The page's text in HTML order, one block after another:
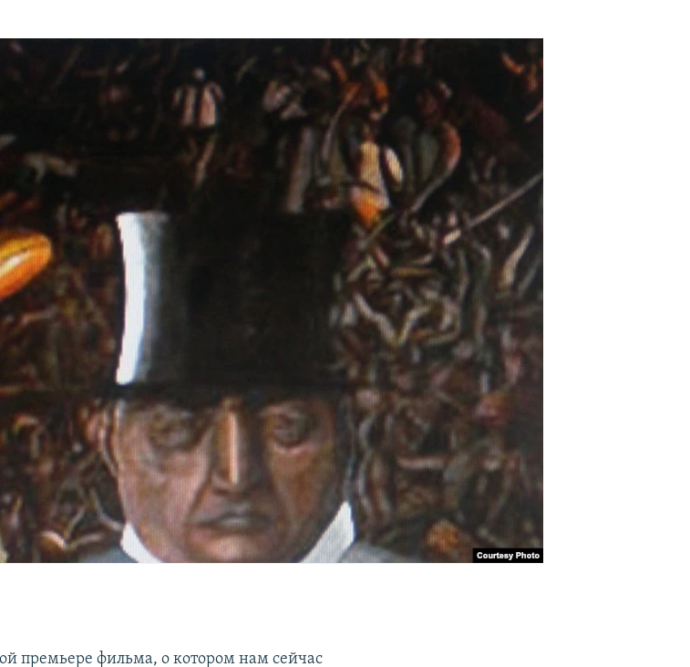
премьере фильма, о котором нам сейчас